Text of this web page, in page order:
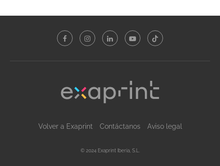
Volver a Exaprint Contáctanos Aviso legal
© 2024 Exaprint Iberia, S.L.